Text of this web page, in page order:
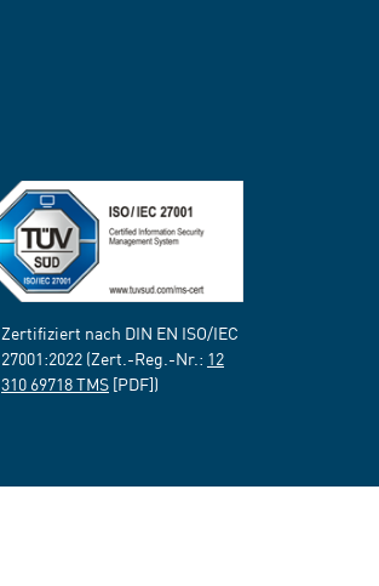
Zertifiziert nach DIN EN ISO/IEC
27001:2022 (Zert.-Reg.-Nr.: 12
310 69718 TMS [PDF])